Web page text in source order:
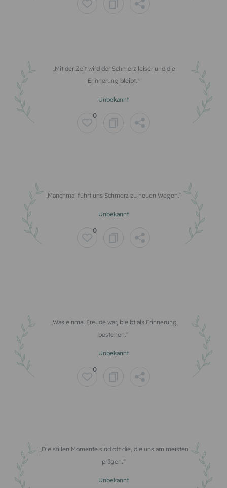
Mit der Zeit wird der Schmerz leiser und die
Erinnerung bleibt.
Unbekannt
0
Manchmal führt uns Schmerz zu neuen Wegen.
Unbekannt
0
Was einmal Freude war, bleibt als Erinnerung
bestehen.
Unbekannt
0
Die stillen Momente sind oft die, die uns am meisten
prägen.
Unbekannt